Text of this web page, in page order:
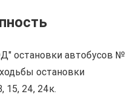
остановки автобусов №
остановки
15, 24, 24к.